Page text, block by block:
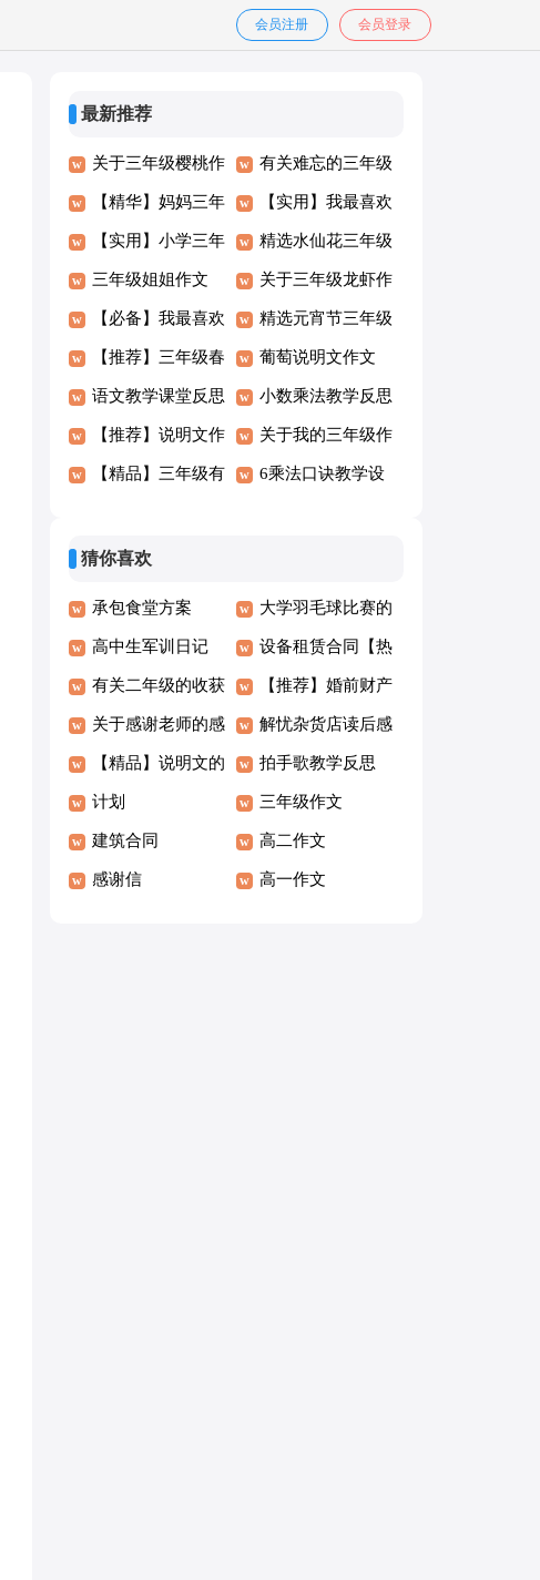
会员登录
会员注册
最新推荐
关于三年级樱桃作
文合集八篇
有关难忘的三年级
作文三篇
【精华】妈妈三年
级作文汇总10篇
【实用】我最喜欢
的三年级作文合集
5篇
【实用】小学三年
级的作文9篇
精选水仙花三年级
作文汇编六篇
三年级姐姐作文
300字8篇
关于三年级龙虾作
文合集9篇
【必备】我最喜欢
的三年级作文合集
六篇
精选元宵节三年级
作文汇编九篇
【推荐】三年级春
节作文七篇
葡萄说明文作文
300字汇总六篇
语文教学课堂反思 小数乘法教学反思
(15篇)
【推荐】说明文作
文400字锦集10篇
关于我的三年级作
文300字合集10篇
【精品】三年级有 6乘法口诀教学设
猜你喜欢
承包食堂方案 大学羽毛球比赛的
策划书
高中生军训日记 设备租赁合同【热
门】
有关二年级的收获
作文六篇
【推荐】婚前财产
约定协议书
关于感谢老师的感
谢信合集10篇
解忧杂货店读后感
(合集15篇)
【精品】说明文的
作文300字合集八
篇
拍手歌教学反思
计划 三年级作文
建筑合同 高二作文
感谢信 高一作文